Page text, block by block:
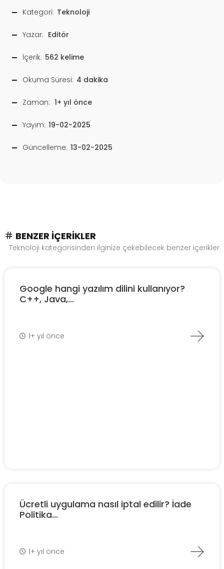
Kategori: Teknoloji
Yazar: Editör
İçerik: 562 kelime
Okuma Süresi: 4 dakika
Zaman: 1+ yıl önce
Yayım: 19-02-2025
Güncelleme: 13-02-2025
BENZER İÇERIKLER
Teknoloji kategorisinden ilginize çekebilecek benzer içerikler
Google hangi yazılım dilini kullanıyor?
C++, Java,...
1+ yıl önce
Ücretli uygulama nasıl iptal edilir? İade
Politika...
1+ yıl önce